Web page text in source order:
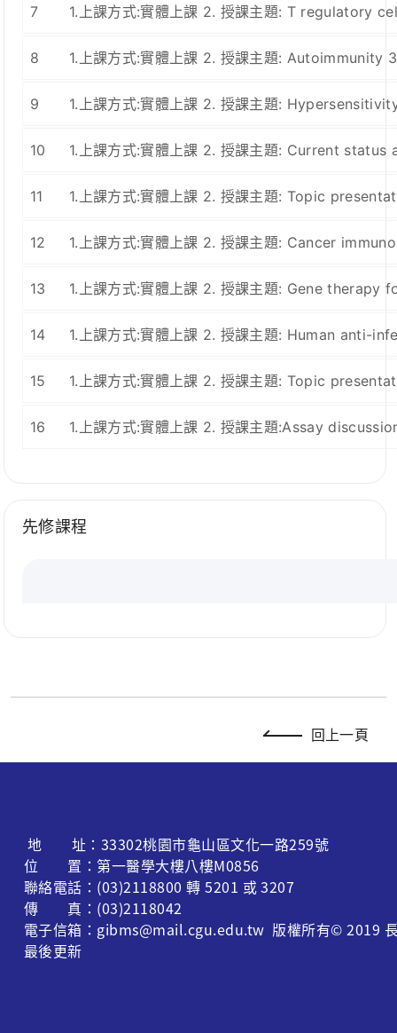
7 1.上課方式:實體上課 2. 授課主題: T regulatory
8 1.上課方式:實體上課 2. 授課主題:
9 1.上課方式:實體上課 2. 授課主題:
10 1.上課方式:實體上課 2. 授課主題: Current
11 1.上課方式:實體上課 2. 授課主題: Topic
12 1.上課方式:實體上課 2. 授課主題: Cancer
13 1.上課方式:實體上課 2. 授課主題: Gene
14 1.上課方式:實體上課 2. 授課主題: Human anti-
15 1.上課方式:實體上課 2. 授課主題: Topic
16 1.上課方式:實體上課 2. 授課主題:Assay
先修課程
回上一頁
地 址：33302桃園市龜山區文化一路259號
位 置：第一醫學大樓八樓M0856
聯絡電話：(03)2118800 轉 5201 或 3207
傳 真：(03)2118042
電子信箱：gibms@mail.cgu.edu.tw 版權所有© 2019
最後更新